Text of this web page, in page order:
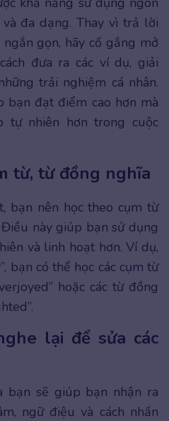
đa dạng. Thay vì trả lời
gọn, hãy cố gắng mở
đưa ra các ví dụ, giải
trải nghiệm cá nhân.
bạn đạt điểm cao hơn mà
tự nhiên hơn trong cuộc
từ, từ đồng nghĩa
bạn nên học theo cụm từ
này giúp bạn sử dụng
và linh hoạt hơn. Ví dụ,
bạn có thể học các cụm từ
hoặc các từ đồng
lại để sửa các
bạn sẽ giúp bạn nhận ra
ngữ điệu và cách nhấn